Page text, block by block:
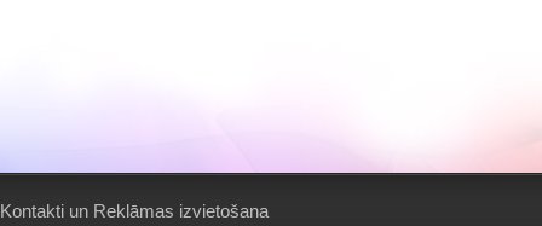
Kontakti un Reklāmas izvietošana